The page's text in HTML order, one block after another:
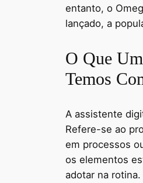
entanto, o
lançado, a
O Que
Temos
A assistente
Refere-se ao
em processos
os elementos
adotar na